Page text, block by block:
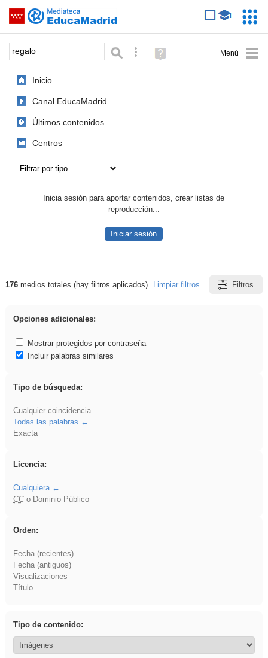
Saltar navegación
Palabra o frase: Búsqueda avanzada
Ayuda
(en
Inicio
Canal EducaMadrid
Últimos contenidos
Centros
Inicia sesión para aportar contenidos, crear listas de
reproducción...
Iniciar sesión
Resultados de: regalo
176medios totales (hay filtros aplicados) Limpiar filtros Filtros
Opciones adicionales:
Mostrar protegidos por contraseña
Incluir palabras similares
Tipo de búsqueda:
Cualquier coincidencia
Todas las palabras
Exacta
Licencia:
Cualquiera
CCo Dominio Público
Orden:
Fecha (recientes)
Fecha (antiguos)
Visualizaciones
Título
Tipo de contenido: